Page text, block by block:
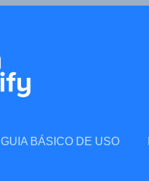
GUIA BÁSICO DE USO